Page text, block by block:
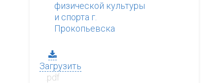
физической культуры
и спорта г.
Прокопьевска
Загрузить
.pdf